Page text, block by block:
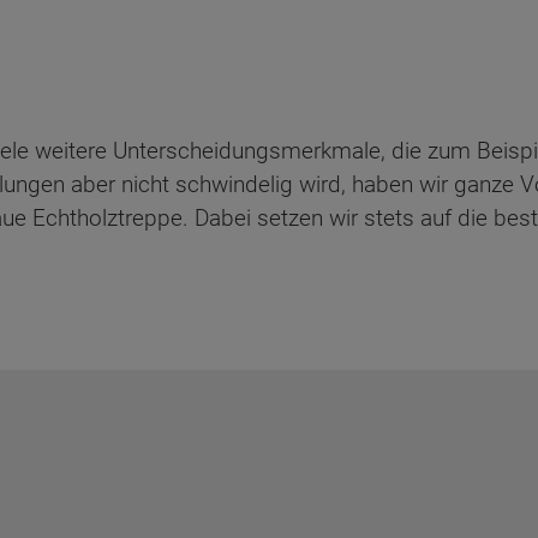
weitere Unterscheidungsmerkmale, die zum
aber nicht schwindelig wird, haben wir ganze
Echtholztreppe. Dabei setzen wir stets auf die